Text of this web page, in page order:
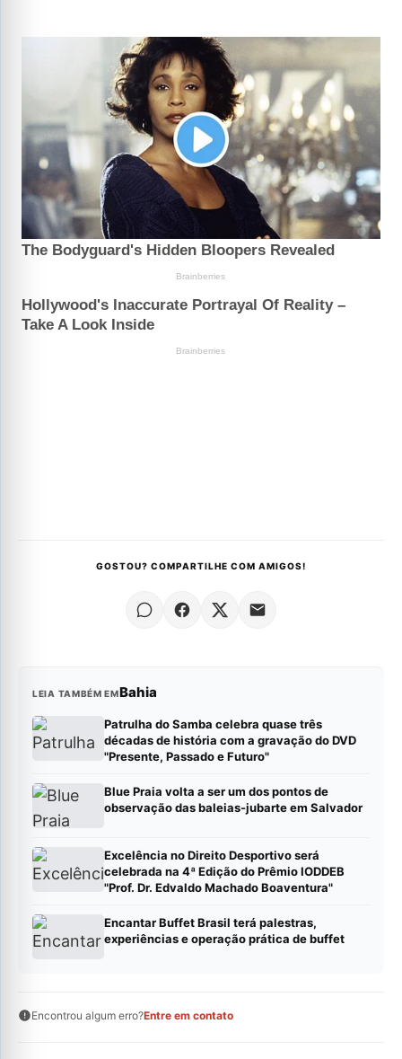
GOSTOU? COMPARTILHE COM AMIGOS!
LEIA TAMBÉM EMBahia
Patrulha do Samba celebra quase três
décadas de história com a gravação do DVD
"Presente, Passado e Futuro"
Blue Praia volta a ser um dos pontos de
observação das baleias-jubarte em Salvador
Excelência no Direito Desportivo será
celebrada na 4ª Edição do Prêmio IODDEB
"Prof. Dr. Edvaldo Machado Boaventura"
Encantar Buffet Brasil terá palestras,
experiências e operação prática de buffet
Encontrou algum erro?Entre em contato